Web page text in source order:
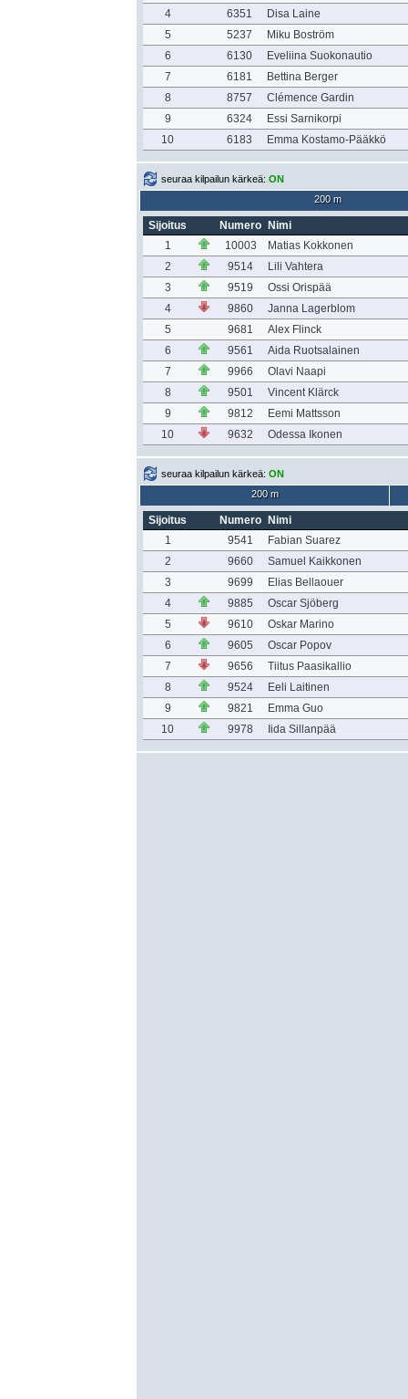
4
6351
Disa Laine
5
5237
Miku Boström
6
6130
Eveliina Suokonautio
7
6181
Bettina Berger
8
8757
Clémence Gardin
9
6324
Essi Sarnikorpi
10
6183 Emma Kostamo-Pääkkö
seuraa kilpailun kärkeä: ON
200 m
Sijoitus Numero
Nimi
1
10003
Matias Kokkonen
2
9514
Lili Vahtera
3
9519
Ossi Orispää
4
9860
Janna Lagerblom
5
9681
Alex Flinck
6
9561
Aida Ruotsalainen
7
9966
Olavi Naapi
8
9501
Vincent Klärck
9
9812
Eemi Mattsson
10
9632 Odessa Ikonen
seuraa kilpailun kärkeä: ON
200 m
Sijoitus Numero
Nimi
1
9541
Fabian Suarez
2
9660
Samuel Kaikkonen
3
9699
Elias Bellaouer
4
9885
Oscar Sjöberg
5
9610
Oskar Marino
6
9605
Oscar Popov
7
9656
Tiitus Paasikallio
8
9524
Eeli Laitinen
9
9821
Emma Guo
10
9978 Iida Sillanpää